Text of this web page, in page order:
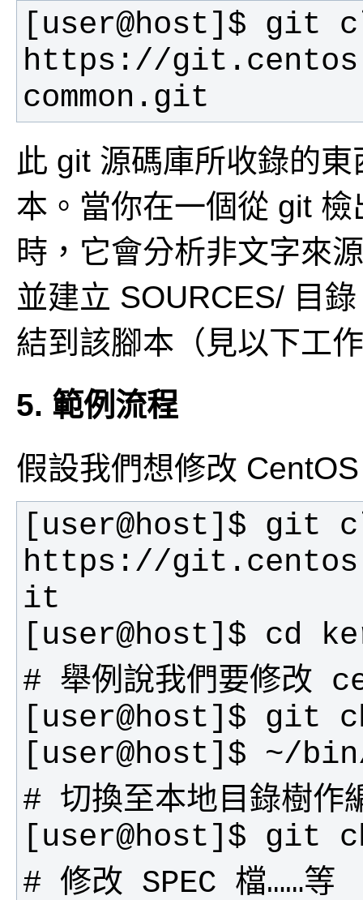
[user@host]$ git
https://
common.git
此 git 源碼庫所收錄的
本。當你在一個從 git
時，它會分析非文字來
並建立 SOURCES/ 目
結到該腳本（見以下工
5. 範例流程
假設我們想修改
[user@host]$ git
https://